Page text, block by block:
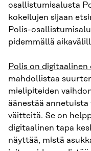
osallistumisalusta
kokeilujen sijaan
Polis-
pidemmällä
Polis on
mahdollistaa
mielipiteiden
äänestää
väitteitä. Se on
digitaalinen tapa
näyttää, mistä